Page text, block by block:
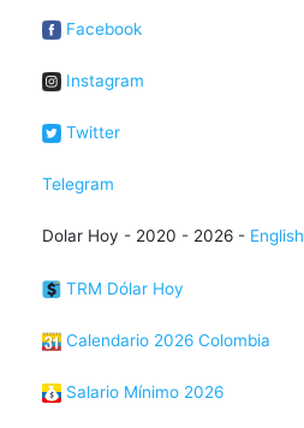
Facebook
Instagram
Twitter
Telegram
Dolar Hoy - 2020 - 2026 - English
TRM Dólar Hoy
Calendario 2026 Colombia
Salario Mínimo 2026